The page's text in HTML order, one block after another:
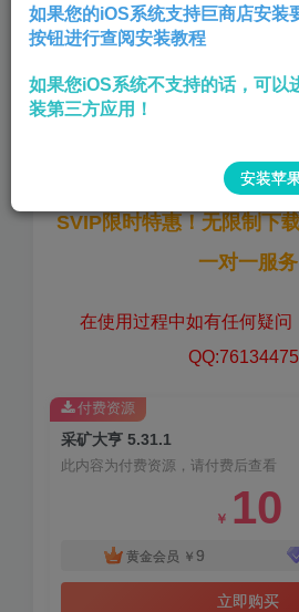
解锁内购——随便购买——广告加
版本:5.31.1
SVIP限时特惠！无限制下
一对一服务
在使用过程中如有任何疑问
采矿大亨 5.31.1
此内容为付费资源，请付费后查看
￥ 10
黄金会员 ￥ 9
立即购买
付费资源
如果您的iOS系统支持巨商店安装
按钮进行查阅安装教程
如果您iOS系统不支持的话，可以
装第三方应用！
安装苹